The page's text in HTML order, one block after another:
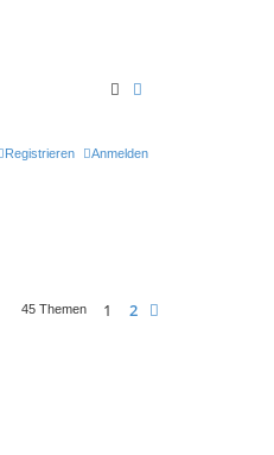
Suche
Anmelden
Registrieren
45 Themen 1 2